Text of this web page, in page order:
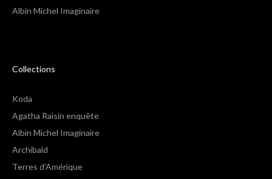
Albin Michel Imaginaire
Collections
Koda
Agatha Raisin enquête
Albin Michel Imaginaire
Archibald
Terres d'Amérique